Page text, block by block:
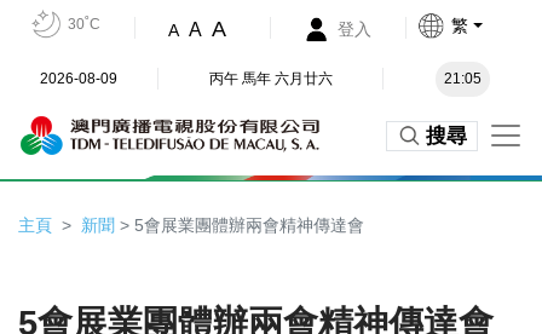
30˚C A A A 登入 繁
2026-08-09 丙午 馬年 六月廿六 21:05
搜尋
主頁 新聞 > 5會展業團體辦兩會精神傳達會
5會展業團體辦兩會精神傳達會